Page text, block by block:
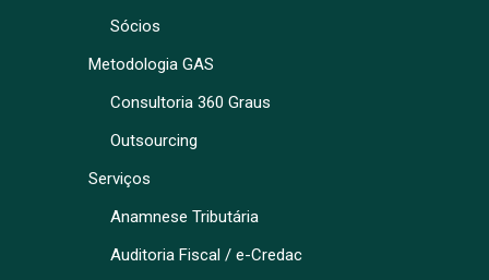
Sócios
Metodologia GAS
Consultoria 360 Graus
Outsourcing
Serviços
Anamnese Tributária
Auditoria Fiscal / e-Credac